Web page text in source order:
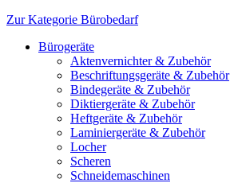
Zur Kategorie Bürobedarf
Bürogeräte
Aktenvernichter & Zubehör
Beschriftungsgeräte & Zubehör
Bindegeräte & Zubehör
Diktiergeräte & Zubehör
Heftgeräte & Zubehör
Laminiergeräte & Zubehör
Locher
Scheren
Schneidemaschinen